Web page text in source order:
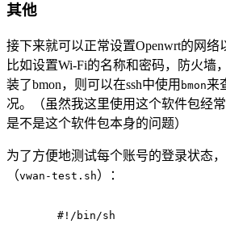
其他
接下来就可以正常设置Openwrt的网络
比如设置Wi-Fi的名称和密码，防火墙
装了bmon，则可以在ssh中使用 bmon来
况。（虽然我这里使用这个软件包经
是不是这个软件包本身的问题）
为了方便地测试每个账号的登录状态
（vwan-test.sh）：
#!/bin/sh